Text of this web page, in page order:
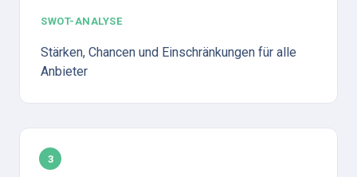
SWOT-ANALYSE
Stärken, Chancen und Einschränkungen für alle
Anbieter
3